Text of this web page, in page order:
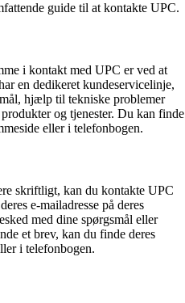
guide til at kontakte UPC.
i kontakt med UPC er ved at
en dedikeret kundeservicelinje,
hjælp til tekniske problemer
og tjenester. Du kan finde
eller i telefonbogen.
skriftligt, kan du kontakte UPC
e-mailadresse på deres
med dine spørgsmål eller
et brev, kan du finde deres
i telefonbogen.